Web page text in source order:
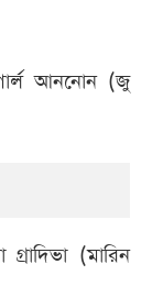
আননোন (জু
গ্রাদিভা (মারিন